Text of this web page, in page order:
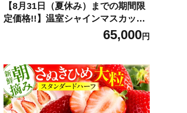
【8月31日（夏休み）までの期間限
定価格!!】温室シャインマスカッ
ト まんでがん 約4.9kg| シャイン
マスカット マスカット ぶどう ブド
鮮 くだもの 国産 ギフト お裾分け
旬 人気 種なし 皮ごと食べられる ジ
ューシー 糖度が高い 先行受付 先行
予約 季節限定 おすすめ 旬の果物 香
65,000円